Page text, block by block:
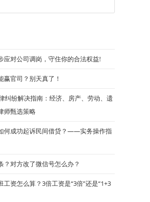
应对公司调岗，守住你的合法权益!
赢官司？别天真了！
纠纷解决指南：经济、房产、劳动、遗
师甄选策略
何成功起诉民间借贷？——实务操作指
？对方改了微信号怎么办？
工资怎么算？3倍工资是“3倍”还是“1+3